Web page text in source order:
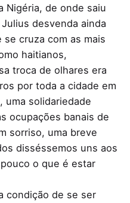
Nigéria, de onde saiu
desvenda ainda
se cruza com as mais
haitianos,
troca de olhares era
por toda a cidade em
uma solidariedade
ocupações banais de
sorriso, uma breve
disséssemos uns aos
o que é estar
condição de se ser